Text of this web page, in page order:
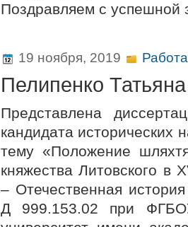
Поздравляем с успешной
19 ноября, 2019
Пелипенко
Представлена
кандидата исторических
тему «Положение
княжества Литовского в
– Отечественная
Д 999.153.02 при